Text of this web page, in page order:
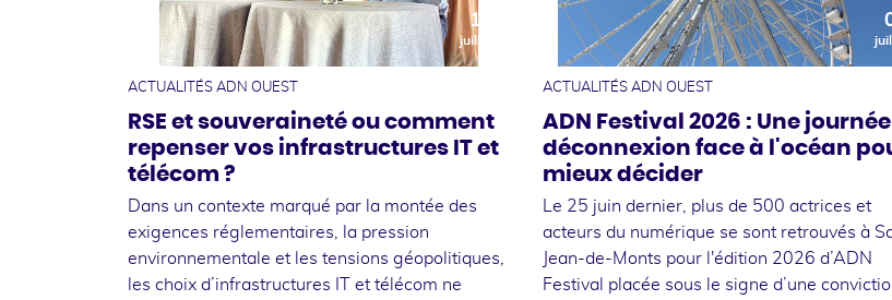
10
juillet
ACTUALITÉS ADN OUEST
RSE et souveraineté ou comment
repenser vos infrastructures IT et
télécom ?
Dans un contexte marqué par la montée des
exigences réglementaires, la pression
environnementale et les tensions géopolitiques,
les choix d’infrastructures IT et télécom ne
ACTUALITÉS ADN OUEST
ADN Festival 2026 : Une
déconnexion face à l'océan
mieux décider
Le 25 juin dernier, plus de 500 actrices et
acteurs du numérique se sont retrouvés à
Jean-de-Monts pour l'édition 2026 d’ADN
Festival placée sous le signe d’une